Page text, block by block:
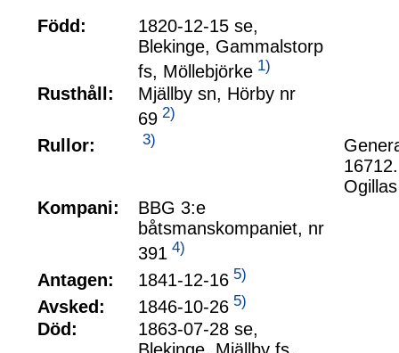
Född:
1820-12-15 se,
Blekinge, Gammalstorp
fs, Möllebjörke 1)
Rusthåll:
Mjällby sn, Hörby nr
69 2)
Rullor: 3)
Kompani:
BBG 3:e
båtsmanskompaniet, nr
391 4)
Antagen: 1841-12-16 5)
Avsked: 1846-10-26 5)
Död:
1863-07-28 se,